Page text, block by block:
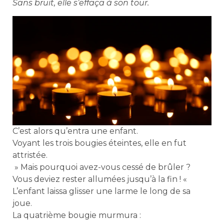
Sans bruit, elle s’effaça à son tour.
C’est alors qu’entra une enfant.
Voyant les trois bougies éteintes, elle en fut
attristée.
» Mais pourquoi avez-vous cessé de brûler ?
Vous deviez rester allumées jusqu’à la fin ! «
L’enfant laissa glisser une larme le long de sa
joue.
La quatrième bougie murmura :